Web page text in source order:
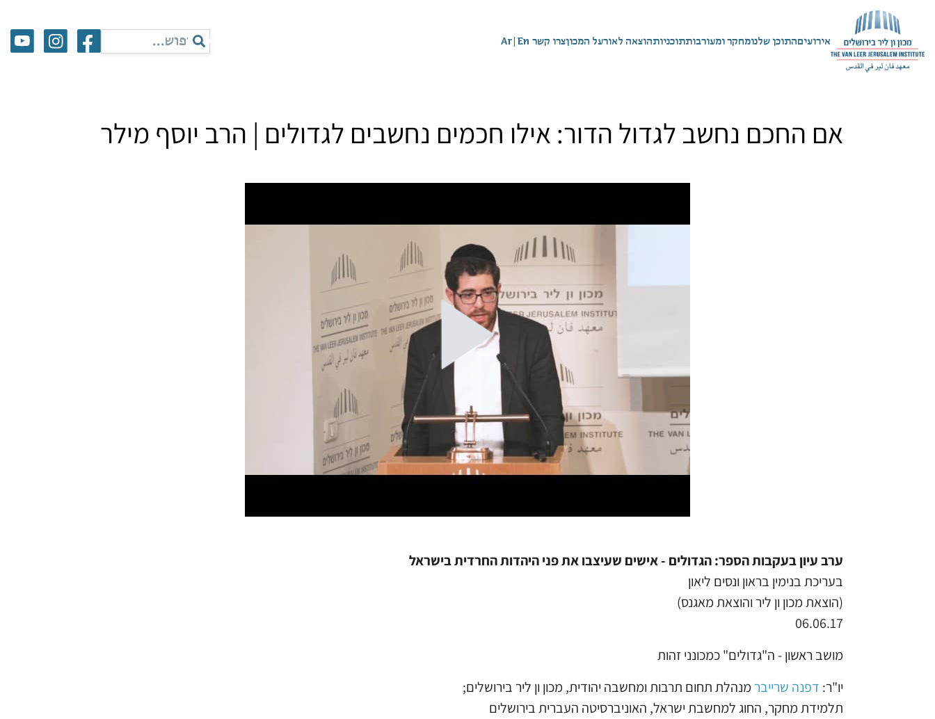
אירועיםהתוכן שלנומחקר ומעורבותתוכניותהוצאה לאורעל המכוןצרו קשר En
|
Ar
אם החכם נחשב לגדול הדור: אילו חכמים נחשבים לגדולים | הרב יוסף מילר
ערב עיון בעקבות הספר: הגדולים - אישים שעיצבו את פני היהדות החרדית בישראל
בעריכת בנימין בראון ונסים ליאון
(הוצאת מכון ון ליר והוצאת מאגנס)
06.06.17
מושב ראשון - ה"גדולים" כמכונני זהות
יו"ר: דפנה שרייברמנהלת תחום תרבות ומחשבה יהודית, מכון ון ליר בירושלים;
תלמידת מחקר, החוג למחשבת ישראל, האוניברסיטה העברית בירושלים